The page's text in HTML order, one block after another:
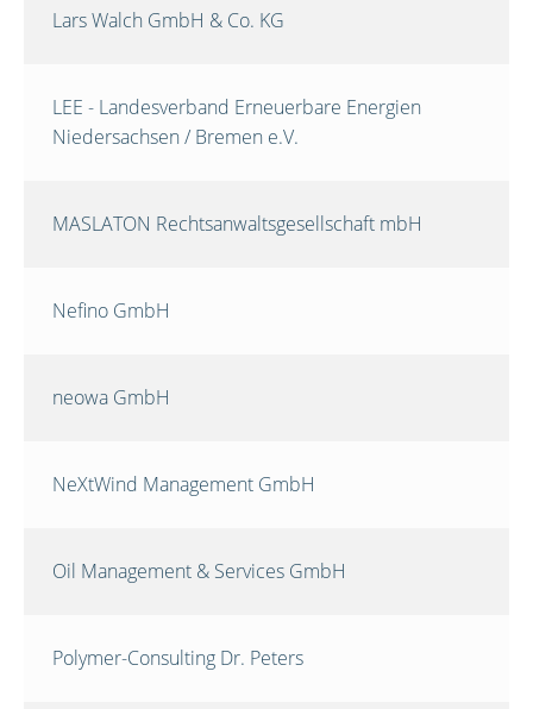
Lars Walch GmbH & Co. KG
LEE - Landesverband Erneuerbare Energien
Niedersachsen / Bremen e.V.
MASLATON Rechtsanwaltsgesellschaft mbH
Nefino GmbH
neowa GmbH
NeXtWind Management GmbH
Oil Management & Services GmbH
Polymer-Consulting Dr. Peters